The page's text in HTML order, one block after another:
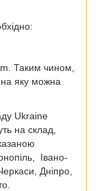
Таким чином,
на яку можна
Ukraine
на склад,
Івано-
Дніпро,